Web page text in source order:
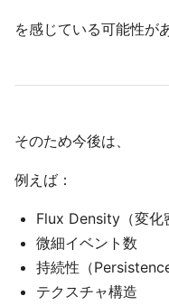
を感じている可能性が
そのため今後は、
例えば：
Flux Density（変化
微細イベント数
持続性（Persistence
テクスチャ構造